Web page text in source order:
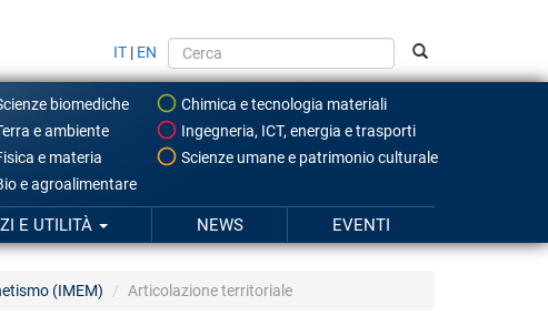
IT | EN
biomediche
Chimica e tecnologia materiali
e ambiente
Ingegneria, ICT, energia e trasporti
e materia
Scienze umane e patrimonio culturale
e agroalimentare
E UTILITÀ NEWS EVENTI
(IMEM) Articolazione territoriale